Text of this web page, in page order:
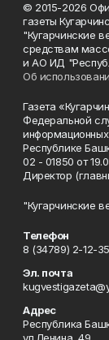
© 2015-2026
газеты
"Кугарчинские
средствам
и АО ИД
Об
Газета
Федеральной
Республике
02 - 01850 от
Директор
"Кугарчинские
Телефон
8 (34789) 2-12-35
Эл. почта
Адрес
Республика